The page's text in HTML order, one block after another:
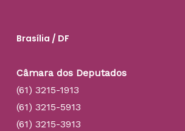
Brasília / DF
Câmara dos Deputados
(61) 3215-1913
(61) 3215-5913
(61) 3215-3913